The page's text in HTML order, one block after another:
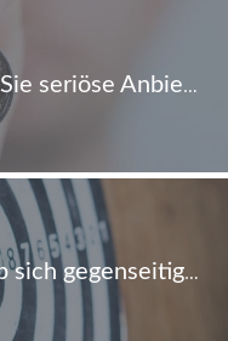
Kreditaufnahme: So finden Sie seriöse Anbieter – auch mit Schufa-Eintrag
Wie Marketing und Vertrieb sich gegenseitig ergänzen